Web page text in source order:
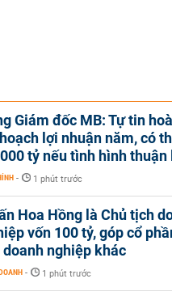
Giám đốc MB: Tự tin
lợi nhuận năm, có
tỷ nếu tình hình thuận
- 1 phút trước
Hoa Hồng là Chủ tịch
vốn 100 tỷ, góp cổ
doanh nghiệp khác
- 1 phút trước